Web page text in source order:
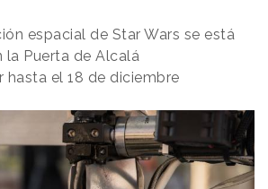
espacial de Star Wars se está
la Puerta de Alcalá
hasta el 18 de diciembre